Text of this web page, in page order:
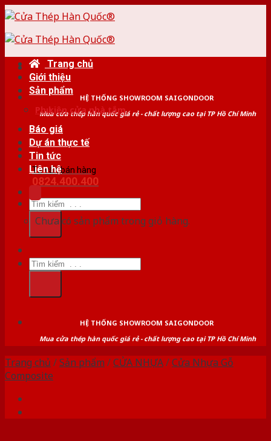
Skip
content
HỆ THỐNG SHOWROOM SAIGONDOOR
Mua cửa thép hàn quốc giá rẻ - chất lượng cao tại TP Hồ Chí Minh
Tư vấn bán hàng
0824.400.400
Tìm
kiếm:
Trang chủ
Giới thiệu
Sản phẩm
Phụ kiện cửa nhà tắm
Báo giá
Dự án thực tế
Tin tức
Liên hệ
Chưa có sản phẩm trong giỏ hàng.
Tìm
kiếm:
HỆ THỐNG SHOWROOM SAIGONDOOR
Mua cửa thép hàn quốc giá rẻ - chất lượng cao tại TP Hồ Chí Minh
Trang chủ /Sản phẩm /CỬA NHỰA/Cửa Nhựa Gỗ
Composite